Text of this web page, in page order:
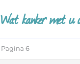
Wat kanker met u
Pagina 6